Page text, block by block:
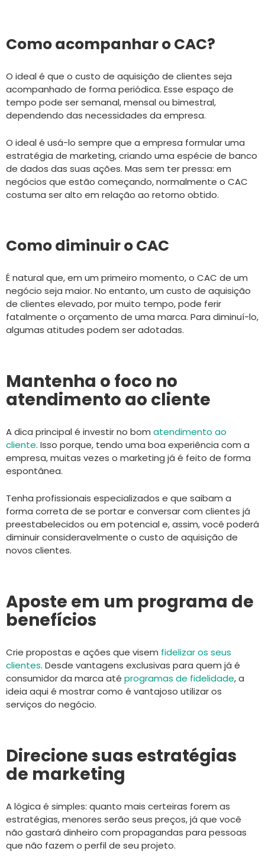
Como acompanhar o CAC?
O ideal é que o custo de aquisição de clientes seja
acompanhado de forma periódica. Esse espaço de
tempo pode ser semanal, mensal ou bimestral,
dependendo das necessidades da empresa.
O ideal é usá-lo sempre que a empresa formular uma
estratégia de marketing, criando uma espécie de banco
de dados das suas ações. Mas sem ter pressa: em
negócios que estão começando, normalmente o CAC
costuma ser alto em relação ao retorno obtido.
Como diminuir o CAC
É natural que, em um primeiro momento, o CAC de um
negócio seja maior. No entanto, um custo de aquisição
de clientes elevado, por muito tempo, pode ferir
fatalmente o orçamento de uma marca. Para diminuí-lo,
algumas atitudes podem ser adotadas.
Mantenha o foco no
atendimento ao cliente
A dica principal é investir no bom atendimento ao
cliente. Isso porque, tendo uma boa experiência com a
empresa, muitas vezes o marketing já é feito de forma
espontânea.
Tenha profissionais especializados e que saibam a
forma correta de se portar e conversar com clientes já
preestabelecidos ou em potencial e, assim, você poderá
diminuir consideravelmente o custo de aquisição de
novos clientes.
Aposte em um programa de
benefícios
Crie propostas e ações que visem fidelizar os seus
clientes. Desde vantagens exclusivas para quem já é
consumidor da marca até programas de fidelidade, a
ideia aqui é mostrar como é vantajoso utilizar os
serviços do negócio.
Direcione suas estratégias
de marketing
A lógica é simples: quanto mais certeiras forem as
estratégias, menores serão seus preços, já que você
não gastará dinheiro com propagandas para pessoas
que não fazem o perfil de seu projeto.